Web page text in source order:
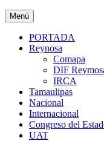
Menú
PORTADA
Reynosa
Comapa
DIF
IRCA
Tamaulipas
Nacional
Internacional
Congreso del
UAT